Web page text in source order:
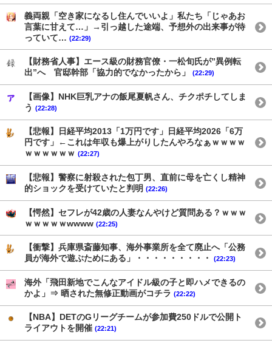
義両親「空き家になるし住んでいいよ」私たち「じゃあお
言葉に甘えて…」→引っ越した途端、予想外の出来事が待
っていて… (22:29)
【財務省人事】エース級の財務官僚・一松旬氏が”異例転
出”へ 官邸幹部「協力的でなかったから」
(22:29)
【画像】NHK巨乳アナの飯尾夏帆さん、チクポチしてしま
う (22:28)
【悲報】日経平均2013「1万円です」日経平均2026「6万
円です」←これは年収も爆上がりしたんやろなぁｗｗｗｗ
ｗｗｗｗｗｗ (22:27)
【悲報】警察に射殺された包丁男、直前に母を亡くし精神
的ショックを受けていたと判明 (22:26)
【愕然】セフレが42歳の人妻なんやけど質問ある？ｗｗｗ
ｗｗｗｗｗwwww (22:25)
【衝撃】兵庫県斎藤知事、海外事業所を全て廃止へ「公務
員が海外で遊ぶためにある」・・・・・・・・・
(22:23)
海外「飛田新地でこんなアイドル級の子と即ハメできるの
かよ」⇒ 晒された無修正動画がコチラ (22:22)
【NBA】DETのGリーグチームが参加費250ドルで公開ト
ライアウトを開催 (22:21)